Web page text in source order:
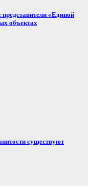
«Единой
объектах
существуют